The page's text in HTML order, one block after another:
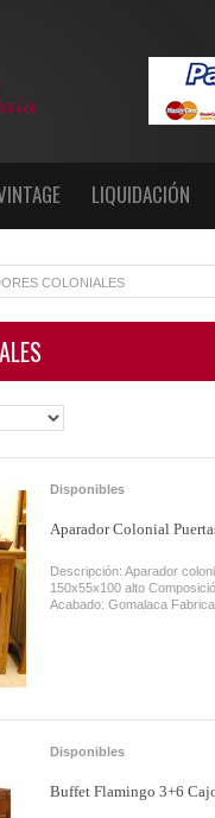
LIQUIDACIÓN
COLONIALES
Disponibles
Aparador Colonial
Descripción: Aparador
150x55x100 alto
Acabado: Gomalaca
Disponibles
Buffet Flamingo 3+6